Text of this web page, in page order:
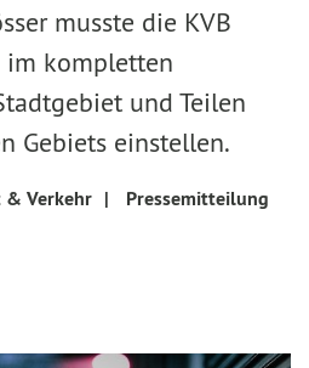
musste die KVB
im kompletten
und Teilen
Gebiets einstellen.
Verkehr | Pressemitteilung